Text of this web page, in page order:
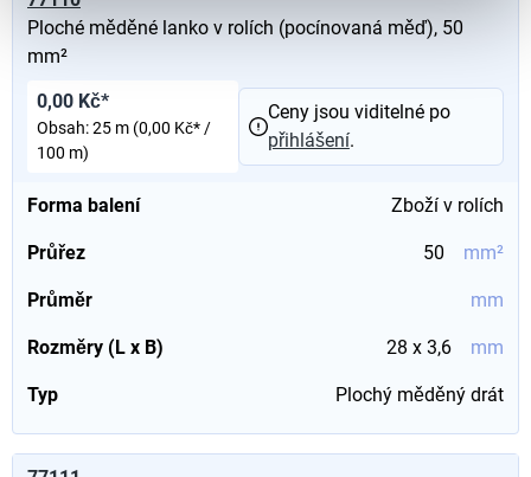
Ploché měděné lanko v rolích (pocínovaná měď), 50
mm²
Forma balení Zboží v rolích
Průřez 50 mm²
Průměr mm
Rozměry (L x B) 28 x 3,6 mm
Typ Plochý měděný drát
0,00 Kč*
Obsah:25 m (0,00 Kč* /
100 m)
Ceny jsou viditelné po
přihlášení.